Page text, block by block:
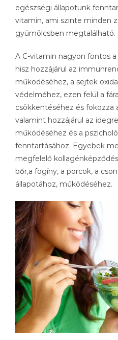
egészségi állapotunk
vitamin, ami szinte minden
gyümölcsben megtalálható.
A C-vitamin nagyon fontos
hisz hozzájárul az
működéséhez, a sejtek
védelméhez, ezen felül a
csökkentéséhez és fokozza
valamint hozzájárul az
működéséhez és a
fenntartásához. Egyebek
megfelelő
bőr,a fogíny, a porcok, a
állapotához, működéséhez.